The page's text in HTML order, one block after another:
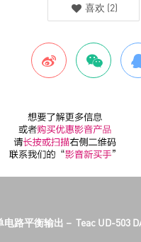
喜欢 (2)
电路平衡输出－ Teac UD-503